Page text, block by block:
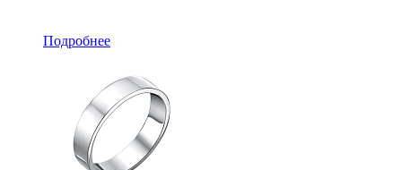
Подробнее